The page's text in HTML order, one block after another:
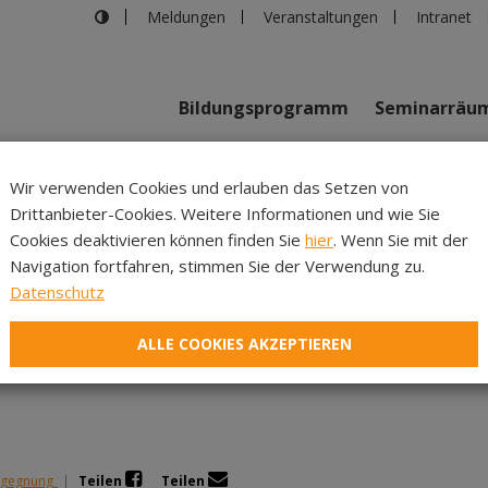
Meldungen Veranstaltungen Intranet
Bildungsprogramm
in Innsbruck Trainer:innenkompetenzen: Planung und
Planung
in der
| Teilen Teilen
Wir verwenden Cookies und erlauben das Setzen von
Drittanbieter-Cookies. Weitere Informationen und wie Sie
Cookies deaktivieren können finden Sie hier. Wenn Sie mit der
Navigation fortfahren, stimmen Sie der Verwendung zu.
Datenschutz
ALLE COOKIES AKZEPTIEREN